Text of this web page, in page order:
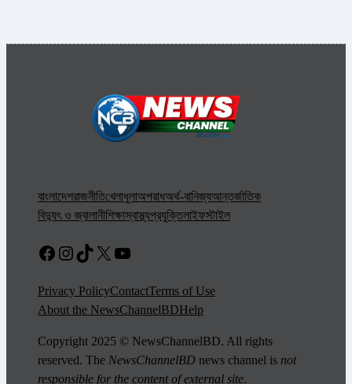
বাংলাদেশরাজনীতিখেলাধুলাঅপরাধঅর্থ-বানিজ্যআন্তর্জাতিক
বিদ্যুৎ ও জ্বালানীশিক্ষাস্বাস্থ্যপ্রযুক্তিলাইফস্টাইল
Facebook
Instagram
TikTok
X YouTube
Privacy PolicyContactTerms of Use
About the NewsChannelBDHelp
Copyright 2025 © NewsChannelBD. All rights
reserved. The NewsChannelBD news channel is not
responsible for the content of external site.